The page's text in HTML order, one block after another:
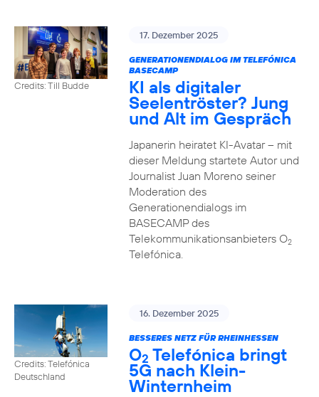
Credits: Till Budde
17. Dezember 2025
GENERATIONENDIALOG IM TELEFÓNICA
BASECAMP
KI als digitaler
Seelentröster? Jung
und Alt im Gespräch
Japanerin heiratet KI-Avatar – mit
dieser Meldung startete Autor und
Journalist Juan Moreno seiner
Moderation des
Generationendialogs im
BASECAMP des
Telekommunikationsanbieters O2
Telefónica.
Credits: Telefónica
Deutschland
16. Dezember 2025
BESSERES NETZ FÜR RHEINHESSEN
O2 Telefónica bringt
5G nach Klein-
Winternheim